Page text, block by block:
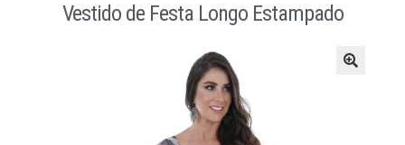
Vestido de Festa Longo Estampado